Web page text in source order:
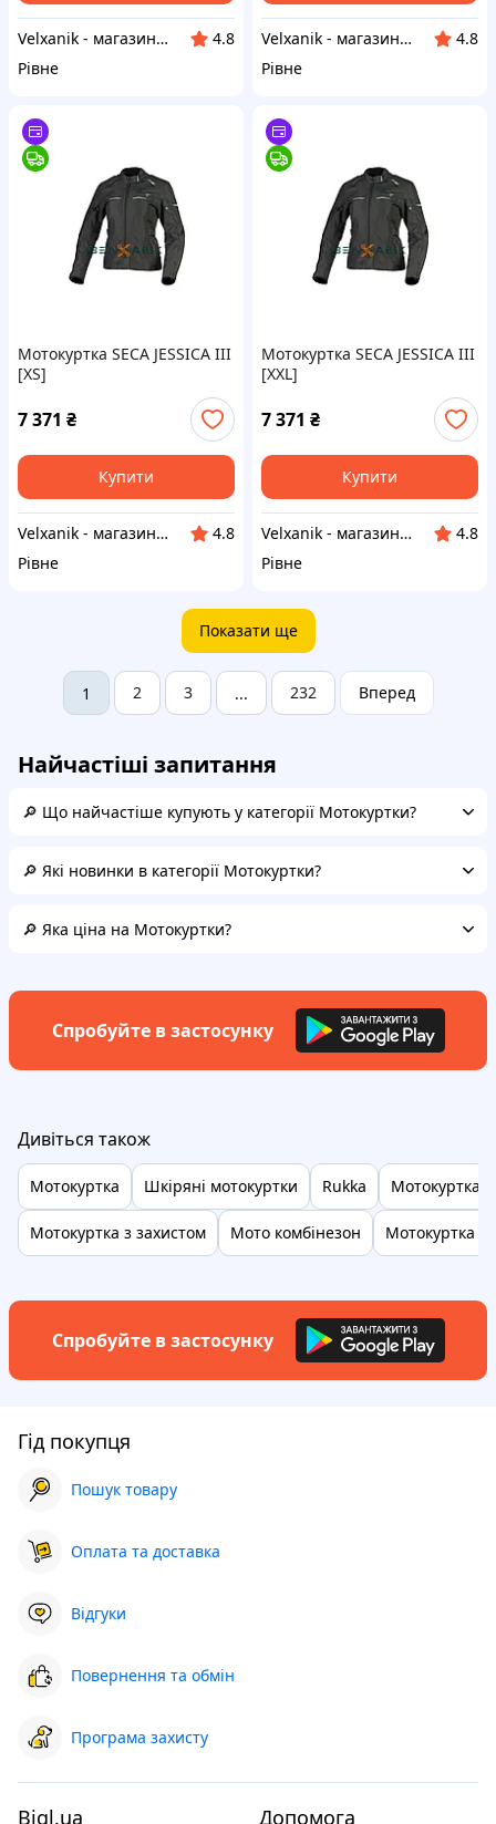
Velxanik - магазин мототехніки, велотоварів, с/г техніки, аксесуарів та запчастин
4.8
Рівне
Velxanik - магазин мототехніки, велотоварів, с/г техніки, аксесуарів та запчастин
4.8
Рівне
Мотокуртка SECA JESSICA III
[XS]
7 371 ₴
Купити
Velxanik - магазин мототехніки, велотоварів, с/г техніки, аксесуарів та запчастин
4.8
Рівне
Мотокуртка SECA JESSICA III
[XXL]
7 371 ₴
Купити
Velxanik - магазин мототехніки, велотоварів, с/г техніки, аксесуарів та запчастин
4.8
Рівне
Показати ще
1 2 3 ... 232 Вперед
Найчастіші запитання
🔎 Що найчастіше купують у категорії Мотокуртки?
🔎 Які новинки в категорії Мотокуртки?
🔎 Яка ціна на Мотокуртки?
Спробуйте в застосунку
Дивіться також
Мотокуртка Шкіряні мотокуртки Rukka Мотокуртка
Мотокуртка з захистом Мото комбінезон Мотокуртка
Спробуйте в застосунку
Гід покупця
Пошук товару
Оплата та доставка
Відгуки
Повернення та обмін
Програма захисту
Bigl.ua Допомога